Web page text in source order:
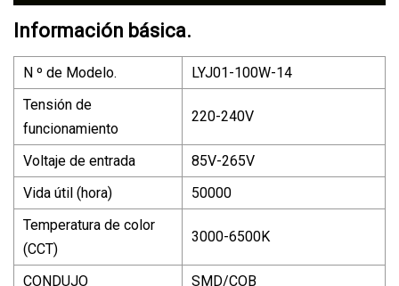
Información básica.
N º de Modelo.
LYJ01-100W-14
Tensión de
funcionamiento
220-240V
Voltaje de entrada
85V-265V
Vida útil (hora)
50000
Temperatura de color
(CCT)
3000-6500K
CONDUJO
SMD/COB